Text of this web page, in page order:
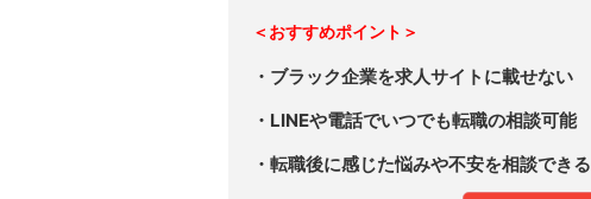
＜おすすめポイント＞
・ブラック企業を求人サイトに載せない
・LINEや電話でいつでも転職の相談可能
・転職後に感じた悩みや不安を相談できる